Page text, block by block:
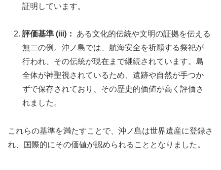
証明しています。
評価基準 (iii)：
ある文化的伝統や文明の証拠を伝える
無二の例。沖ノ島では、航海安全を祈願する祭祀が
行われ、その伝統が現在まで継続されています。島
全体が神聖視されているため、遺跡や自然が手つか
ずで保存されており、その歴史的価値が高く評価さ
れました。
これらの基準を満たすことで、沖ノ島は世界遺産に登録さ
れ、国際的にその価値が認められることとなりました。